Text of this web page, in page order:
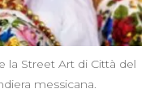
la Street Art di Città del
messicana.